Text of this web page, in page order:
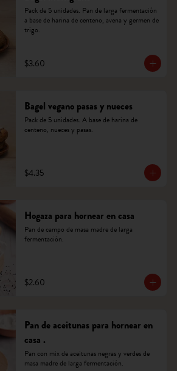
Pack de 5 unidades. Pan de larga fermentación
a base de harina de centeno, avena y germen de
trigo.
$3.60
Bagel vegano pasas y nueces
Pack de 5 unidades. A base de harina de
centeno, nueces y pasas.
$4.35
Hogaza para hornear en casa
Pan de campo de masa madre de larga
fermentación.
$2.60
Pan de aceitunas para hornear en
casa .
Pan con mix de aceitunas negras y verdes de
masa madre de larga fermentación.